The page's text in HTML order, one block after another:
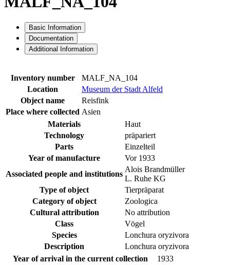
Basic Information
Documentation
Additional Information
Inventory number
MALF_NA_104
Location
Museum der Stadt Alfeld
Object name
Reisfink
Place where collected Asien
Materials
Haut
Technology
präpariert
Parts
Einzelteil
Year of manufacture
Vor 1933
Associated people and institutions
Alois Brandmüller
L. Ruhe KG
Type of object
Tierpräparat
Category of object
Zoologica
Cultural attribution
No attribution
Class
Vögel
Species
Lonchura oryzivora
Description
Lonchura oryzivora
Year of arrival in the current collection
1933